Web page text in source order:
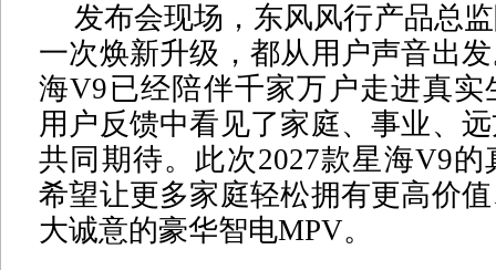
发布会现场，东风风行产品总
一次焕新升级，都从用户声音出
海V9已经陪伴千家万户走进真实
用户反馈中看见了家庭、事业、
共同期待。此次2027款星海V9
希望让更多家庭轻松拥有更高价
大诚意的豪华智电MPV。